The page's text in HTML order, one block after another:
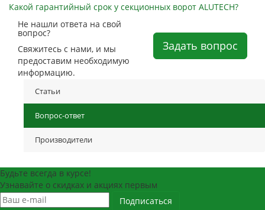
Какой гарантийный срок у секционных ворот ALUTECH?
Не нашли ответа на свой
вопрос?
Свяжитесь с нами, и мы
предоставим необходимую
информацию.
Задать вопрос
Статьи
Вопрос-ответ
Производители
Будьте всегда в курсе!
Узнавайте о скидках и акциях первым